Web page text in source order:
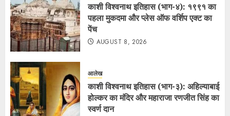
काशी विश्वनाथ इतिहास (भाग-४): १९९१ का
पहला मुकदमा और प्लेस ऑफ वर्शिप एक्ट का
पेंच
AUGUST 8, 2026
आलेख
काशी विश्वनाथ इतिहास (भाग-३): अहिल्याबाई
होल्कर का मंदिर और महाराजा रणजीत सिंह का
स्वर्ण दान